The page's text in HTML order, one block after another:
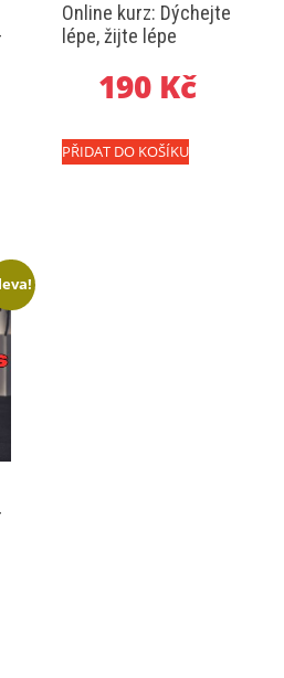
Kč.
Kč.
Online kurz: Dýchejte
lépe, žijte lépe
190 Kč
PŘIDAT DO KOŠÍKU